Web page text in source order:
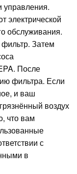
управления.
электрической
обслуживания.
Затем
После
фильтра. Если
и ваш
воздух
что вам
с
в